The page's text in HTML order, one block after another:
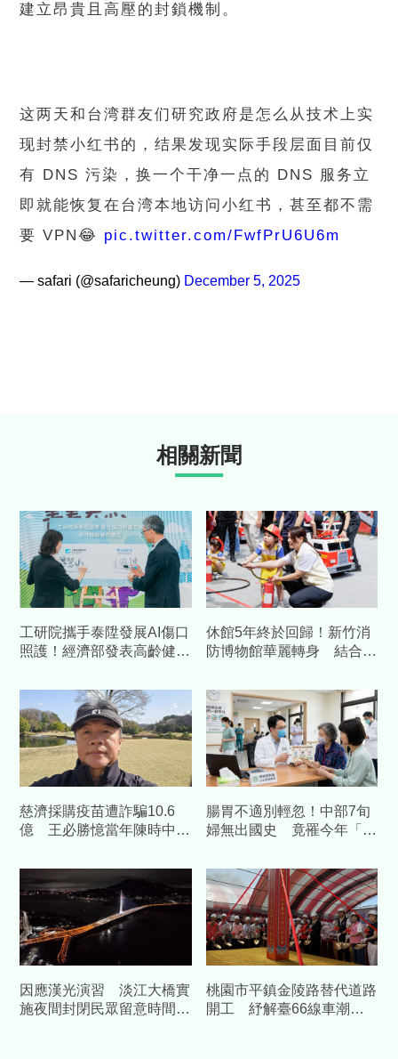
建立昂貴且高壓的封鎖機制。
这两天和台湾群友们研究政府是怎么从技术上实
现封禁小红书的，结果发现实际手段层面目前仅
有 DNS 污染，换一个干净一点的 DNS 服务立
即就能恢复在台湾本地访问小红书，甚至都不需
要 VPN😂 pic.twitter.com/FwfPrU6U6m
— safari (@safaricheung) December 5, 2025
相關新聞
工研院攜手泰陞發展AI傷口
照護！經濟部發表高齡健康
休館5年終於回歸！新竹消
防博物館華麗轉身 結合科
慈濟採購疫苗遭詐騙10.6
億 王必勝憶當年陳時中睿
腸胃不適別輕忽！中部7旬
婦無出國史 竟罹今年「首
因應漢光演習 淡江大橋實
施夜間封閉民眾留意時間改
桃園市平鎮金陵路替代道路
開工 紓解臺66線車潮中